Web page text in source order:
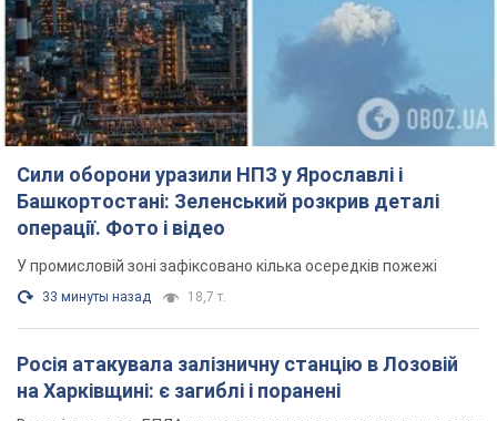
Сили оборони уразили НПЗ у Ярославлі і
Башкортостані: Зеленський розкрив деталі
операції. Фото і відео
У промисловій зоні зафіксовано кілька осередків пожежі
33 минуты назад 18,7 т.
Росія атакувала залізничну станцію в Лозовій
на Харківщині: є загиблі і поранені